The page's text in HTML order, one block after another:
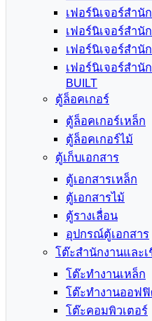
เฟอร์นิเจอร์สำนั
เฟอร์นิเจอร์สำนั
เฟอร์นิเจอร์สำนั
เฟอร์นิเจอร์สำนั
BUILT
ตู้ล็อคเกอร์
ตู้ล็อคเกอร์เหล็ก
ตู้ล็อคเกอร์ไม้
ตู้เก็บเอกสาร
ตู้เอกสารเหล็ก
ตู้เอกสารไม้
ตู้รางเลื่อน
อุปกรณ์ตู้เอกสาร
โต๊ะสำนักงานและ
โต๊ะทำงานเหล็ก
โต๊ะทำงานออฟ
โต๊ะคอมพิวเตอร์